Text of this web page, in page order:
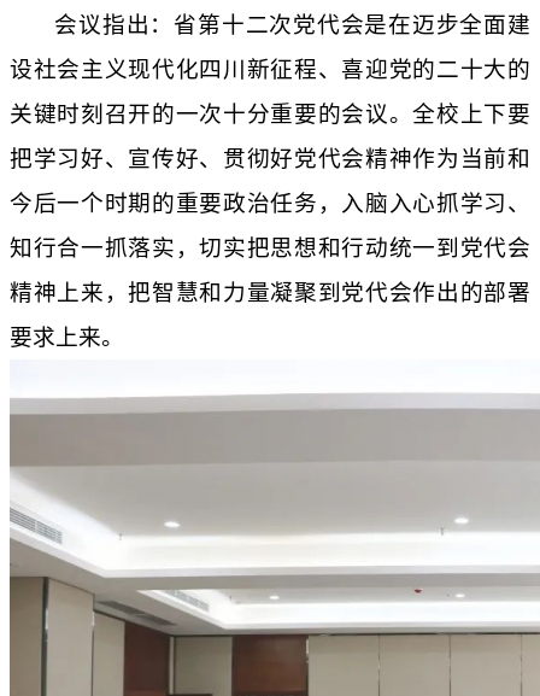
会议指出 ：省第十二次党代会是在迈步全面建
设社会主义现代化四川新征程、喜迎党的二十大的
关键时刻召开的一次十分重要的会议。全校上下要
把学习好、宣传好、贯彻好党代会精神作为当前和
今后一个时期的重要政治任务，入脑入心抓学习、
知行合一抓落实，切实把思想和行动统一到党代会
精神上来，把智慧和力量凝聚到党代会作出的部署
要求上来。